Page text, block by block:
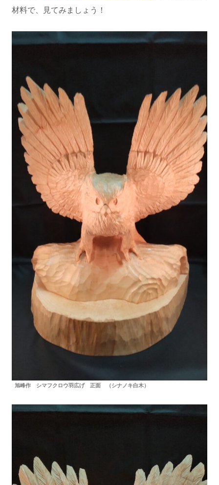
材料で、見てみましょう！
旭峰作 シマフクロウ羽広げ 正面 （シナノキ白木）